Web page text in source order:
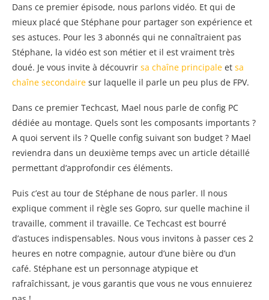
Dans ce premier épisode, nous parlons vidéo. Et qui de
mieux placé que Stéphane pour partager son expérience et
ses astuces. Pour les 3 abonnés qui ne connaîtraient pas
Stéphane, la vidéo est son métier et il est vraiment très
doué. Je vous invite à découvrir sa chaîne principale et sa
chaîne secondaire sur laquelle il parle un peu plus de FPV.
Dans ce premier Techcast, Mael nous parle de config PC
dédiée au montage. Quels sont les composants importants ?
A quoi servent ils ? Quelle config suivant son budget ? Mael
reviendra dans un deuxième temps avec un article détaillé
permettant d’approfondir ces éléments.
Puis c’est au tour de Stéphane de nous parler. Il nous
explique comment il règle ses Gopro, sur quelle machine il
travaille, comment il travaille. Ce Techcast est bourré
d’astuces indispensables. Nous vous invitons à passer ces 2
heures en notre compagnie, autour d’une bière ou d’un
café. Stéphane est un personnage atypique et
rafraîchissant, je vous garantis que vous ne vous ennuierez